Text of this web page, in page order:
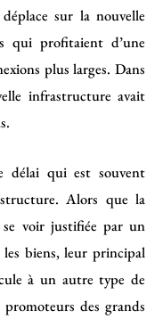
sur la nouvelle
qui profitaient d’une
plus larges. Dans
infrastructure avait
délai qui est souvent
Alors que la
voir justifiée par un
les biens, leur principal
à un autre type de
des grands